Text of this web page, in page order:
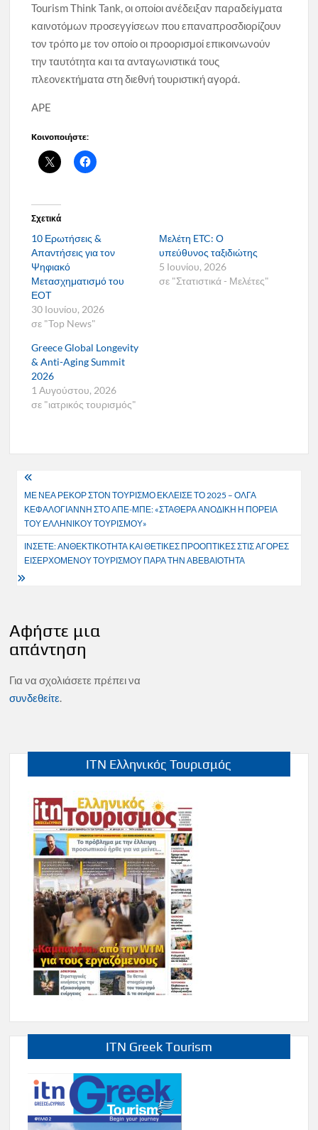
Tourism Think Tank, οι οποίοι ανέδειξαν παραδείγματα
καινοτόμων προσεγγίσεων που επαναπροσδιορίζουν
τον τρόπο με τον οποίο οι προορισμοί επικοινωνούν
την ταυτότητα και τα ανταγωνιστικά τους
πλεονεκτήματα στη διεθνή τουριστική αγορά.
APE
Κοινοποιήστε:
Σχετικά
10 Ερωτήσεις &
Απαντήσεις για τον
Ψηφιακό
Μετασχηματισμό του
ΕΟΤ
30 Ιουνίου, 2026
σε "Top News"
Μελέτη ETC: Ο
υπεύθυνος ταξιδιώτης
5 Ιουνίου, 2026
σε "Στατιστικά - Μελέτες"
Greece Global Longevity
& Anti-Aging Summit
2026
1 Αυγούστου, 2026
σε "ιατρικός τουρισμός"
Πλοήγηση
άρθρων
ΜΕ ΝΕΑ ΡΕΚΟΡ ΣΤΟΝ ΤΟΥΡΙΣΜΟ ΕΚΛΕΙΣΕ ΤΟ 2025 – ΟΛΓΑ
ΚΕΦΑΛΟΓΙΑΝΝΗ ΣΤΟ ΑΠΕ-ΜΠΕ: «ΣΤΑΘΕΡΑ ΑΝΟΔΙΚΗ Η ΠΟΡΕΙΑ
ΤΟΥ ΕΛΛΗΝΙΚΟΥ ΤΟΥΡΙΣΜΟΥ»
ΙΝΣΕΤΕ: ΑΝΘΕΚΤΙΚΟΤΗΤΑ ΚΑΙ ΘΕΤΙΚΕΣ ΠΡΟΟΠΤΙΚΕΣ ΣΤΙΣ ΑΓΟΡΕΣ
ΕΙΣΕΡΧΟΜΕΝΟΥ ΤΟΥΡΙΣΜΟΥ ΠΑΡΑ ΤΗΝ ΑΒΕΒΑΙΟΤΗΤΑ
Αφήστε μια
απάντηση
Για να σχολιάσετε πρέπει να
συνδεθείτε.
ITN Ελληνικός Τουρισμός
ITN Greek Tourism